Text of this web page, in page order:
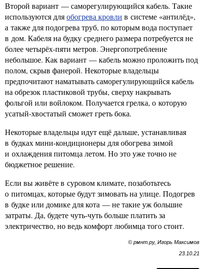
Второй вариант — саморегулирующийся кабель. Такие
используются дляобогрева кровли в системе «антилёд»,
а также для подогрева труб, по которым вода поступает
в дом. Кабеля на будку среднего размера потребуется не
более четырёх-пяти метров. Энергопотребление
небольшое. Как вариант — кабель можно проложить под
полом, скрыв фанерой. Некоторые владельцы
предпочитают наматывать саморегулирующийся кабель
на обрезок пластиковой трубы, сверху накрывать
фольгой или войлоком. Получается грелка, о которую
усатый-хвостатый сможет греть бока.
Некоторые владельцы идут ещё дальше, устанавливая
в будках мини-кондиционеры для обогрева зимой
и охлаждения питомца летом. Но это уже точно не
бюджетное решение.
Если вы живёте в суровом климате, позаботьтесь
о питомцах, которые будут зимовать на улице. Подогрев
в будке или домике для кота — не такие уж большие
затраты. Да, будете чуть-чуть больше платить за
электричество, но ведь комфорт любимца того стоит.
© рмнт.ру, Игорь Максимов
23.10.21